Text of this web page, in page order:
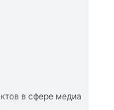
в сфере медиа